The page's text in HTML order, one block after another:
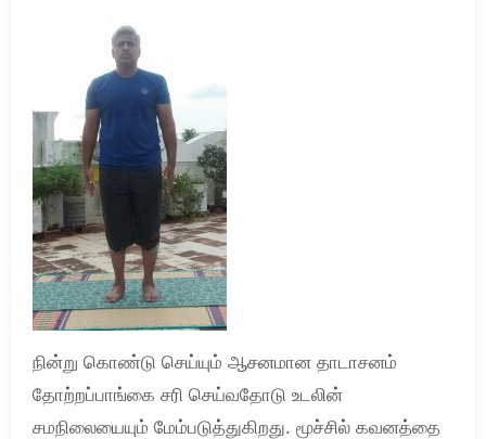
நின்று கொண்டு செய்யும் ஆசனமான தாடாசனம்
தோற்றப்பாங்கை சரி செய்வதோடு உடலின்
சமநிலையையும் மேம்படுத்துகிறது. மூச்சில் கவனத்தை